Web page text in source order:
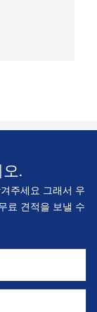
.
주세요 그래서 우
료 견적을 보낼 수